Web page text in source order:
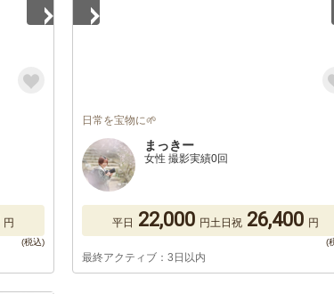
円
日常を宝物に🌱
まっきー
女性 撮影実績0回
平日 22,000 円土日祝 26,400 円
最終アクティブ：3日以内